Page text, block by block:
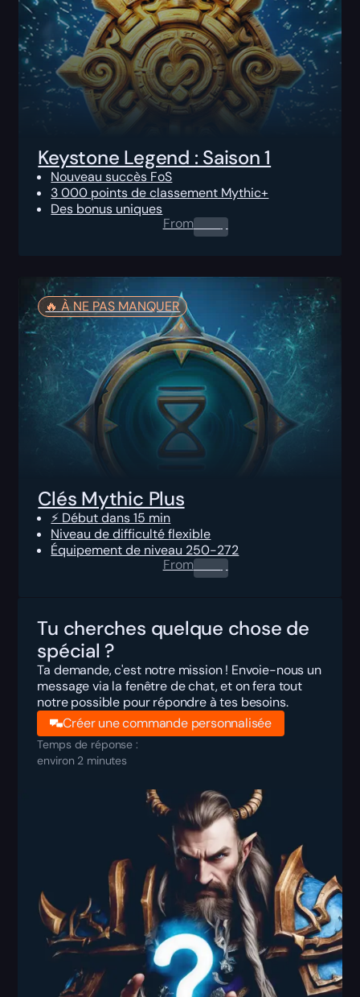
Keystone Legend : Saison 1
Nouveau succès FoS
3 000 points de classement Mythic+
Des bonus uniques
From0.00$
🔥️ À NE PAS MANQUER
Clés Mythic Plus
⚡ Début dans 15 min
Niveau de difficulté flexible
Équipement de niveau 250-272
From0.00$
Tu cherches quelque chose de
spécial ?
Ta demande, c'est notre mission ! Envoie-nous un
message via la fenêtre de chat, et on fera tout
notre possible pour répondre à tes besoins.
Créer une commande personnalisée
Temps de réponse :
environ 2 minutes